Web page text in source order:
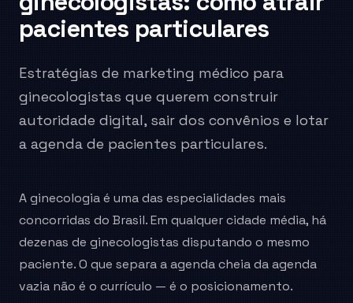
pacientes particulares
Estratégias de marketing médico para
ginecologistas que querem construir
autoridade digital, sair dos convênios e lotar
a agenda de pacientes particulares.
A ginecologia é uma das especialidades mais
concorridas do Brasil. Em qualquer cidade média, há
dezenas de ginecologistas disputando o mesmo
paciente. O que separa a agenda cheia da agenda
vazia não é o currículo — é o posicionamento.